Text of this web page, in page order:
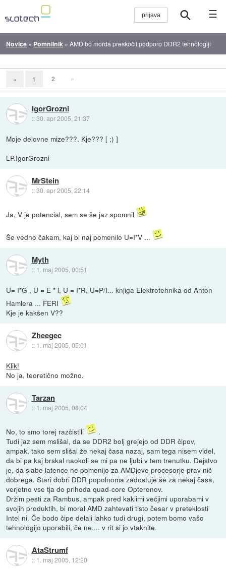
☰
Novice » Pomnilnik »AMD bo morda preskočil podporo DDR2 tehnologiji
« 1 2 »
IgorGrozni
::30. apr 2005, 21:37
Moje delovne mize???. Kje??? [ ;) ]
LP.IgorGrozni
MrStein
::30. apr 2005, 22:14
Ja, V je potencial, sem se še jaz spomnil
Še vedno čakam, kaj bi naj pomenilo U=I*V ...
Myth
:: 1. maj 2005, 00:51
U= I*G , U = E * l, U = I*R, U=P/I... knjiga Elektrotehnika od Anton
Hamlera ... FERI
Kje je kakšen V??
Zheegec
:: 1. maj 2005, 05:01
Klik!
No ja, teoretično možno.
Tarzan
:: 1. maj 2005, 08:04
No, to smo torej razčistili
.
Tudi jaz sem mslišal, da se DDR2 bolj grejejo od DDR čipov,
ampak, tako sem slišal že nekaj časa nazaj, sam tega nisem videl,
da bi pa kaj brskal naokoli se mi pa ne ljubi v tem trenutku. Dejstvo
je, da slabe latence ne pomenijo za AMDjeve procesorje prav nič
dobrega. Stari dobri DDR popolnoma zadostuje še za nekaj časa,
verjetno vse tja do prihoda quad-core Opteronov.
Držim pesti za Rambus, ampak pred kakiimi večjimi uporabami v
svojih produktih, bi moral AMD zahtevati tisto česar v preteklosti
Intel ni. Če bodo čipe delali lahko tudi drugi, potem bomo vašo
tehnologijo uporabili, če ne,... v rit si jo vtaknite.
AtaStrumf
:: 1. maj 2005, 12:20